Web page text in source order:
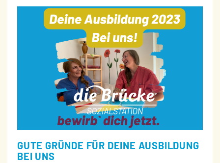
GUTE GRÜNDE FÜR DEINE AUSBILDUNG
BEI UNS